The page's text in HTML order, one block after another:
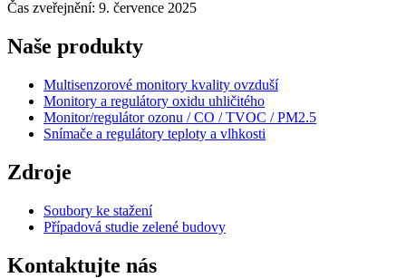
Čas zveřejnění: 9. července 2025
Naše produkty
Multisenzorové monitory kvality ovzduší
Monitory a regulátory oxidu uhličitého
Monitor/regulátor ozonu / CO / TVOC / PM2.5
Snímače a regulátory teploty a vlhkosti
Zdroje
Soubory ke stažení
Případová studie zelené budovy
Kontaktujte nás